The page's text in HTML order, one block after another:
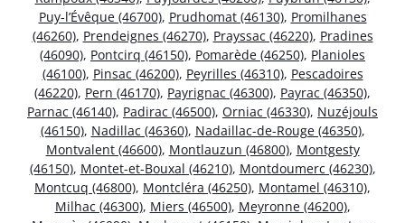
Puy-l’Évêque (46700), Prudhomat (46130), Promilhanes
(46260), Prendeignes (46270), Prayssac (46220), Pradines
(46090), Pontcirq (46150), Pomarède (46250), Planioles
(46100), Pinsac (46200), Peyrilles (46310), Pescadoires
(46220), Pern (46170), Payrignac (46300), Payrac (46350),
Parnac (46140), Padirac (46500), Orniac (46330), Nuzéjouls
(46150), Nadillac (46360), Nadaillac-de-Rouge (46350),
Montvalent (46600), Montlauzun (46800), Montgesty
(46150), Montet-et-Bouxal (46210), Montdoumerc (46230),
Montcuq (46800), Montcléra (46250), Montamel (46310),
Milhac (46300), Miers (46500), Meyronne (46200),